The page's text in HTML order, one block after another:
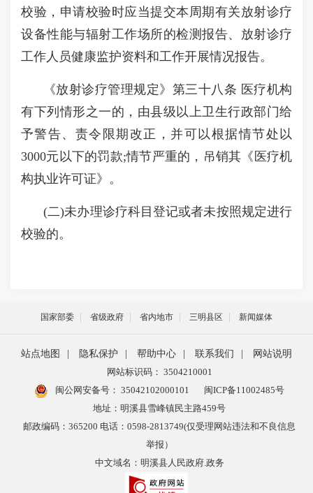
校验，申请校验时应当提交本周期有关放射诊疗
设备性能与辐射工作场所的检测报告、放射诊疗
工作人员健康监护资料和工作开展情况报告。
《放射诊疗管理规定》第三十八条 医疗机构
有下列情形之一的，由县级以上卫生行政部门给
予警告、责令限期改正，并可以根据情节处以
3000元以下的罚款;情节严重的，吊销其《医疗机
构执业许可证》。
(二)未办理诊疗科目登记或者未按照规定进行
校验的。
国家部委 省级政府 省内地市 三明县区 新闻媒体
站点地图 隐私保护 帮助中心 联系我们
网站说明
网站标识码： 3504210001
闽公网安备号： 35042102000101
闽ICP备11002485号
地址：明溪县雪峰镇民主路459号
邮政编码：365200 电话：0598-2813749(仅受理网站违法和不良信息
举报）
中文域名：明溪县人民政府.政务